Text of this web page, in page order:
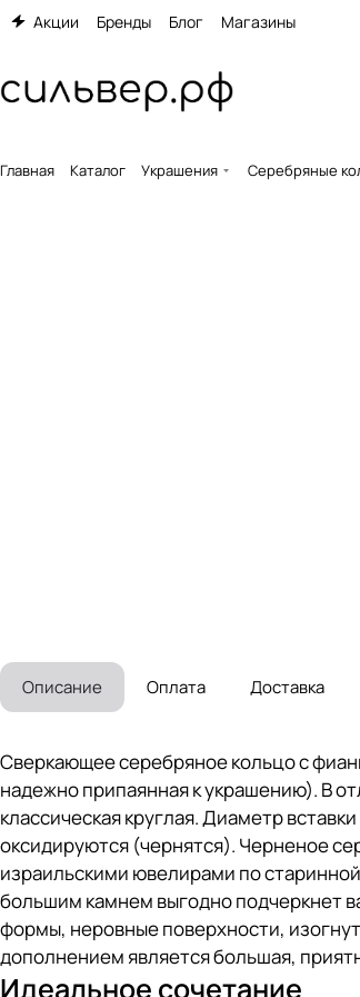
Акции Бренды Блог Магазины
Главная Каталог Украшения Серебряные
Описание Оплата Доставка
Сверкающее серебряное кольцо с
надежно припаянная к украшению). В
классическая круглая. Диаметр
оксидируются (чернятся). Черненое
израильскими ювелирами по
большим камнем выгодно подчеркнет
формы, неровные поверхности,
дополнением является большая,
Идеальное сочетание